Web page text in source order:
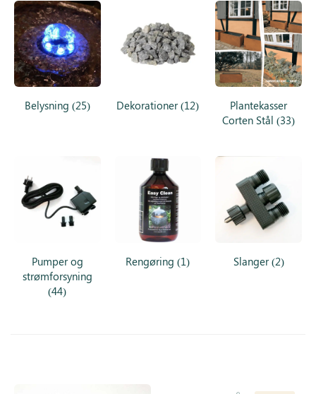
Belysning (25) Dekorationer(12)
Plantekasser
Corten Stål(33)
Pumper og
strømforsyning
(44)
Rengøring(1) Slanger(2)
Inspiration
Galleri
Kundeservice